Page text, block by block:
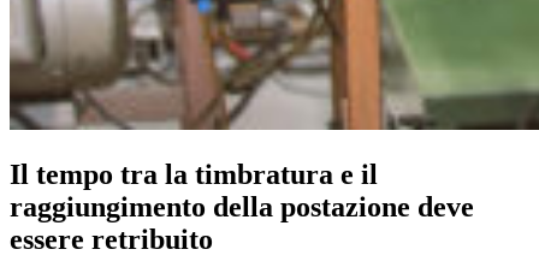
Il tempo tra la timbratura e il
raggiungimento della postazione deve
essere retribuito